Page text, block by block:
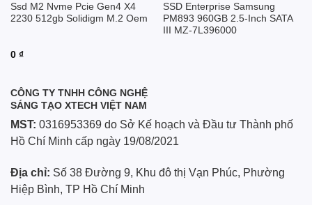
Ssd M2 Nvme Pcie Gen4 X4
2230 512gb Solidigm M.2 Oem
0 ₫
SSD Enterprise Samsung
PM893 960GB 2.5-Inch SATA
III MZ-7L396000
CÔNG TY TNHH CÔNG NGHỆ
SÁNG TẠO XTECH VIỆT NAM
MST: 0316953369 do Sở Kế hoạch và Đầu tư Thành phố
Hồ Chí Minh cấp ngày 19/08/2021
Địa chỉ: Số 38 Đường 9, Khu đô thị Vạn Phúc, Phường
Hiệp Bình, TP Hồ Chí Minh